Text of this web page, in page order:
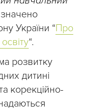
України “Про
“.
розвитку
дитині
корекційно-